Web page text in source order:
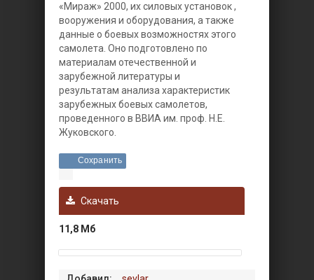
«Мираж» 2000, их силовых установок ,
вооружения и оборудования, а также
данные о боевых возможностях этого
самолета. Оно подготовлено по
материалам отечественной и
зарубежной литературы и
результатам анализа характеристик
зарубежных боевых самолетов,
проведенного в ВВИА им. проф. Н.Е.
Жуковского.
Сохранить
Скачать
11,8 Мб